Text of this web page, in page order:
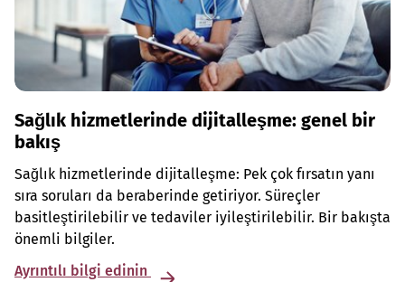
Sağlık hizmetlerinde dijitalleşme: genel bir
bakış
Sağlık hizmetlerinde dijitalleşme: Pek çok fırsatın yanı
sıra soruları da beraberinde getiriyor. Süreçler
basitleştirilebilir ve tedaviler iyileştirilebilir. Bir bakışta
önemli bilgiler.
Ayrıntılı bilgi edinin